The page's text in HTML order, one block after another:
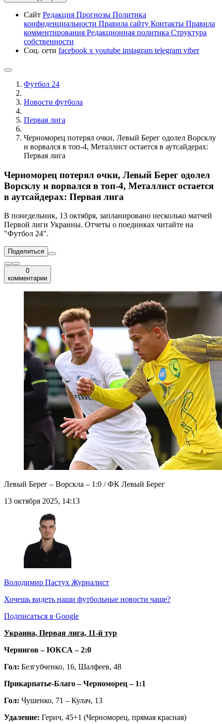
Сайт Редакция Прогнозы Политика
конфиденциальности Правила сайту Контакты Правила
комментирования Редакционная политика Структура
собственности
Соц. сети facebook x youtube instagram telegram viber
Футбол 24
Новости футбола
Первая лига
Черноморец потерял очки, Левый Берег одолел Ворсклу
и ворвался в топ-4, Металлист остается в аутсайдерах:
Первая лига
Черноморец потерял очки, Левый Берег одолел
Ворсклу и ворвался в топ-4, Металлист остается
в аутсайдерах: Первая лига
В понедельник, 13 октября, запланировано несколько матчей
Первой лиги Украины. Отчеты о поединках читайте на
"Футбол 24".
Поделиться
0
комментарии
Левый Берег – Ворскла – 1:0 / ФК Левый Берег
13 октября 2025, 14:13
Володимир Пастух Журналист
Хочешь видеть наши футбольные новости чаще?
Подписаться в Google
Украина, Первая лига, 11-й тур
Чернигов – ЮКСА – 2:0
Гол: Безгубченко, 16, Шалфеев, 48
Прикарпатье-Благо – Черноморец – 1:1
Гол: Чушенко, 71 – Кулач, 13
Удаление: Герич, 45+1 (Черноморец, прямая красная)